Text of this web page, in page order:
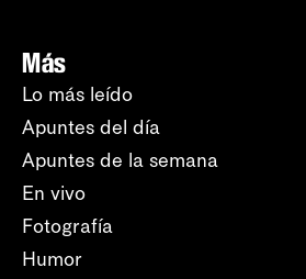
Más
Lo más leído
Apuntes del día
Apuntes de la semana
En vivo
Fotografía
Humor